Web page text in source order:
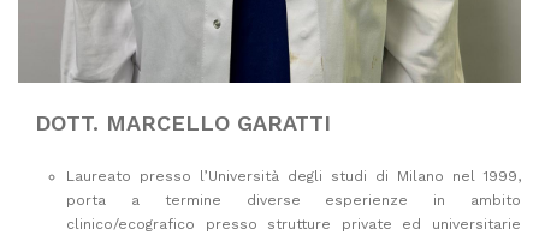
DOTT. MARCELLO GARATTI
Laureato presso l’Università degli studi di Milano nel 1999,
porta a termine diverse esperienze in ambito
clinico/ecografico presso strutture private ed universitarie